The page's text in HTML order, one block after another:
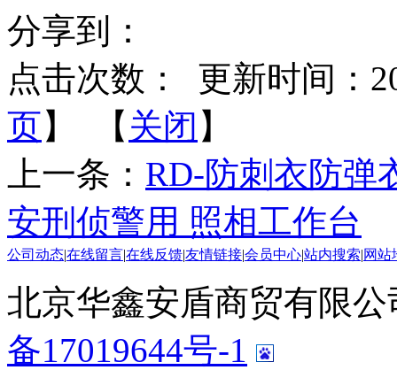
分享到：
点击次数：
更新时间：
页】 【 关闭 】
上一条： RD-防刺衣防弹
安刑侦警用 照相工作台
公司动态|在线留言|在线反馈|友情链接|会员中心|站内搜索|网站
北京华鑫安盾商贸有限
备17019644号-1